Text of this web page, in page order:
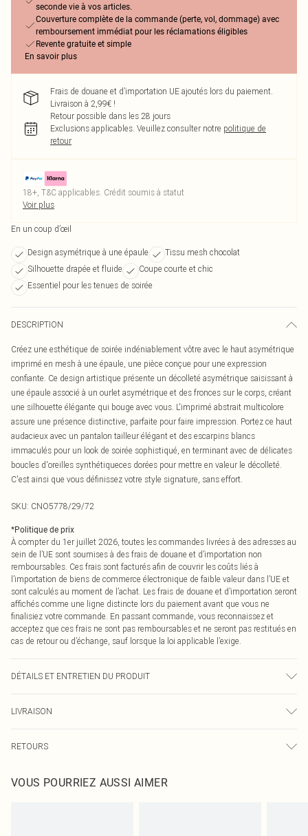
seconde vie à vos articles.
Couverture complète de la commande (perte, vol, dommage) avec
remboursement immédiat pour les réclamations éligibles
Revente gratuite et simple
En savoir plus
Frais de douane et d’importation UE ajoutés lors du paiement.
Livraison à 2,99€ !
Retour possible dans les 28 jours
Exclusions applicables. Veuillez consulter notre politique de
retour
18+, T&C applicables. Crédit soumis à statut
Voir plus
En un coup d’œil
Design asymétrique à une épaule
Tissu mesh chocolat
Silhouette drapée et fluide
Coupe courte et chic
Essentiel pour les tenues de soirée
DESCRIPTION
Créez une esthétique de soirée indéniablement vôtre avec le haut asymétrique
imprimé en mesh à une épaule, une pièce conçue pour une expression
confiante. Ce design artistique présente un décolleté asymétrique saisissant à
une épaule associé à un ourlet asymétrique et des fronces sur le corps, créant
une silhouette élégante qui bouge avec vous. L'imprimé abstrait multicolore
assure une présence distinctive, parfaite pour faire impression. Portez ce haut
audacieux avec un pantalon tailleur élégant et des escarpins blancs
immaculés pour un look de soirée sophistiqué, en terminant avec de délicates
boucles d'oreilles synthétiqueces dorées pour mettre en valeur le décolleté.
C'est ainsi que vous définissez votre style signature, sans effort.
SKU: CNO5778/29/72
*Politique de prix
À compter du 1er juillet 2026, toutes les commandes livrées à des adresses au
sein de l’UE sont soumises à des frais de douane et d’importation non
remboursables. Ces frais sont facturés afin de couvrir les coûts liés à
l’importation de biens de commerce électronique de faible valeur dans l’UE et
sont calculés au moment de l’achat. Les frais de douane et d’importation seront
affichés comme une ligne distincte lors du paiement avant que vous ne
finalisiez votre commande. En passant commande, vous reconnaissez et
acceptez que ces frais ne sont pas remboursables et ne seront pas restitués en
cas de retour ou d’échange, sauf lorsque la loi applicable l’exige.
DÉTAILS ET ENTRETIEN DU PRODUIT
couleur peut déteindre.
LIVRAISON
Livraison express France
Jusqu'à 2-3 jours ouvrables
RETOURS
pour nous retourner un article.
VOUS POURRIEZ AUSSI AIMER